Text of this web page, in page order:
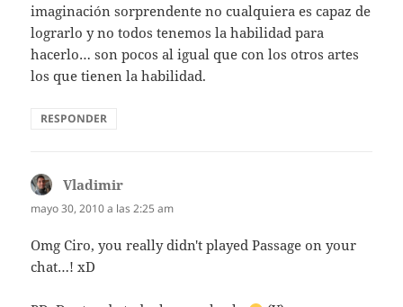
imaginación sorprendente no cualquiera es capaz de
lograrlo y no todos tenemos la habilidad para
hacerlo… son pocos al igual que con los otros artes
los que tienen la habilidad.
RESPONDER
Vladimir
mayo 30, 2010 a las 2:25 am
Omg Ciro, you really didn't played Passage on your
chat…! xD